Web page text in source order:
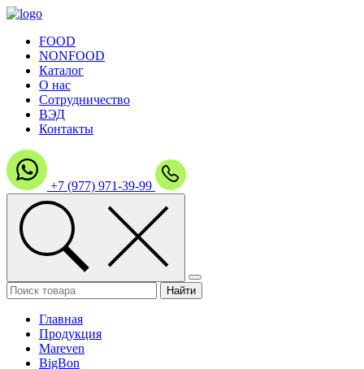
FOOD
NONFOOD
Каталог
О нас
Сотрудничество
ВЭД
Контакты
+7 (977) 971-39-99
Главная
Продукция
Mareven
BigBon